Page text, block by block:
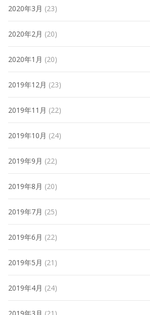
2020年3月 (23)
2020年2月 (20)
2020年1月 (20)
2019年12月 (23)
2019年11月 (22)
2019年10月 (24)
2019年9月 (22)
2019年8月 (20)
2019年7月 (25)
2019年6月 (22)
2019年5月 (21)
2019年4月 (24)